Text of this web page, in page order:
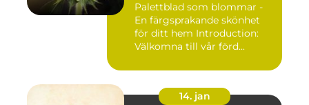
Palettblad som blommar -
En färgsprakande skönhet
för ditt hem Introduction:
Välkomna till vår förd...
14. jan